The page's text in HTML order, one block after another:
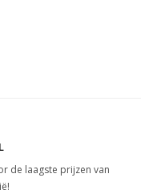
de laagste prijzen van